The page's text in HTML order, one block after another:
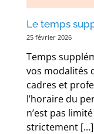
Le temps
25 février 2026
Temps
vos modalités
cadres et
l’horaire du
n’est pas
strictement [...]